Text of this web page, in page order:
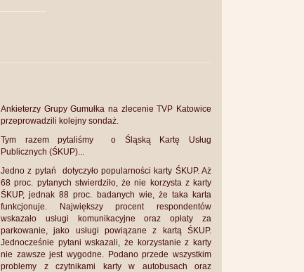
Ankieterzy Grupy Gumułka na zlecenie TVP Katowice
przeprowadzili kolejny sondaż.
Tym razem pytaliśmy o Śląską Kartę Usług
Publicznych (ŚKUP)...
Jedno z pytań dotyczyło popularności karty ŚKUP. Aż
68 proc. pytanych stwierdziło, że nie korzysta z karty
ŚKUP, jednak 88 proc. badanych wie, że taka karta
funkcjonuje. Największy procent respondentów
wskazało usługi komunikacyjne oraz opłaty za
parkowanie, jako usługi powiązane z kartą ŚKUP.
Jednocześnie pytani wskazali, że korzystanie z karty
nie zawsze jest wygodne. Podano przede wszystkim
problemy z czytnikami karty w autobusach oraz